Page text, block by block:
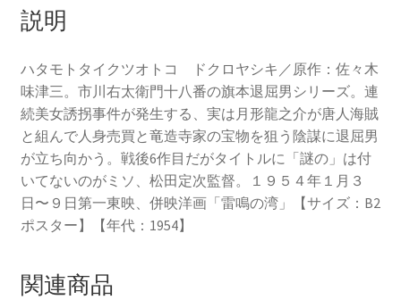
説明
ハタモトタイクツオトコ ドクロヤシキ／原作：佐々木
味津三。市川右太衛門十八番の旗本退屈男シリーズ。連
続美女誘拐事件が発生する、実は月形龍之介が唐人海賊
と組んで人身売買と竜造寺家の宝物を狙う陰謀に退屈男
が立ち向かう。戦後6作目だがタイトルに「謎の」は付
いてないのがミソ、松田定次監督。１９５４年１月３
日〜９日第一東映、併映洋画「雷鳴の湾」【サイズ：B2
ポスター】【年代：1954】
関連商品